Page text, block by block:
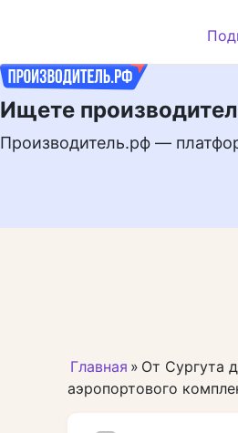
Ищете
Производитель.рф —
Главная » От Сургута
аэропортового